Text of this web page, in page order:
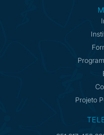
Projeto